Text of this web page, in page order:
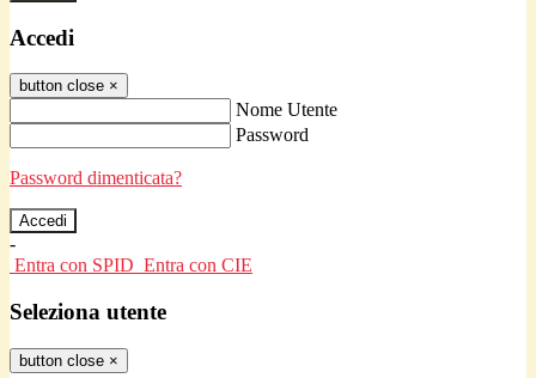
Accedi
button close ×
Nome Utente
Password
Password dimenticata?
-
Entra con SPID Entra con CIE
Seleziona utente
button close ×